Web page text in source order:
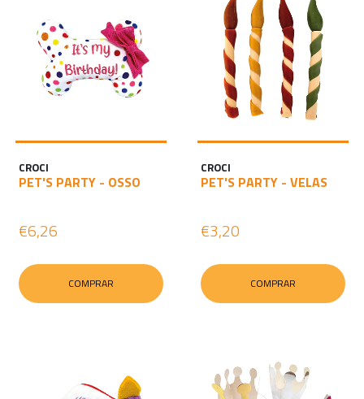
CROCI
PET'S PARTY - OSSO
€6,26
COMPRAR
CROCI
PET'S PARTY - VELAS
€3,20
COMPRAR